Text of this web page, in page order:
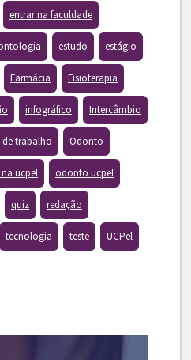
entrar na faculdade
estudo estágio
Farmácia Fisioterapia
infográfico Intercâmbio
trabalho Odonto
ucpel odonto ucpel
quiz redação
tecnologia teste UCPel